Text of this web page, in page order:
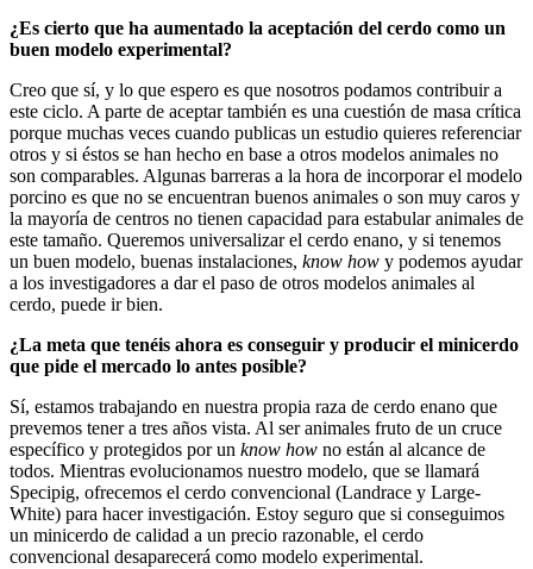
¿Es cierto que ha aumentado la aceptación del cerdo como un
buen modelo experimental?
Creo que sí, y lo que espero es que nosotros podamos contribuir a
este ciclo. A parte de aceptar también es una cuestión de masa crítica
porque muchas veces cuando publicas un estudio quieres referenciar
otros y si éstos se han hecho en base a otros modelos animales no
son comparables. Algunas barreras a la hora de incorporar el modelo
porcino es que no se encuentran buenos animales o son muy caros y
la mayoría de centros no tienen capacidad para estabular animales de
este tamaño. Queremos universalizar el cerdo enano, y si tenemos
un buen modelo, buenas instalaciones, know how y podemos ayudar
a los investigadores a dar el paso de otros modelos animales al
cerdo, puede ir bien.
¿La meta que tenéis ahora es conseguir y producir el minicerdo
que pide el mercado lo antes posible?
Sí, estamos trabajando en nuestra propia raza de cerdo enano que
prevemos tener a tres años vista. Al ser animales fruto de un cruce
específico y protegidos por un know how no están al alcance de
todos. Mientras evolucionamos nuestro modelo, que se llamará
Specipig, ofrecemos el cerdo convencional (Landrace y Large-
White) para hacer investigación. Estoy seguro que si conseguimos
un minicerdo de calidad a un precio razonable, el cerdo
convencional desaparecerá como modelo experimental.